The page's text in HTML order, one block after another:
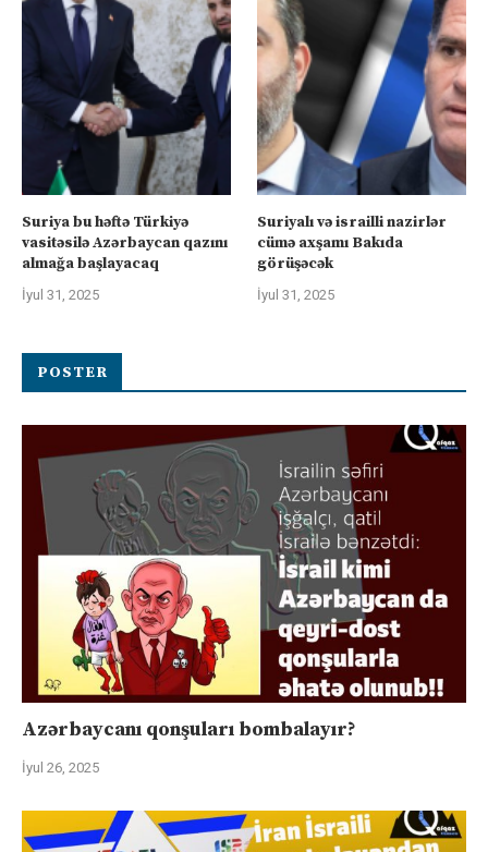
Suriya bu həftə Türkiyə
vasitəsilə Azərbaycan qazını
almağa başlayacaq
İyul 31, 2025
Suriyalı və israilli nazirlər
cümə axşamı Bakıda
görüşəcək
İyul 31, 2025
POSTER
Azərbaycanı qonşuları bombalayır?
İyul 26, 2025